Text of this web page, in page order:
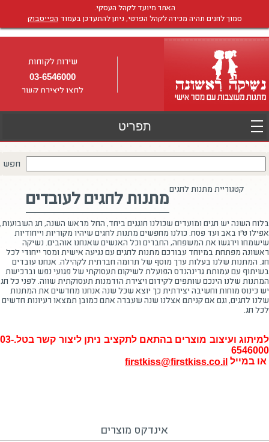
האתר מיועד לקהל העסקי.
סמוך לחגים תהיה מכירה לקהל הפרטי, ניתן להתעדכן בעמוד הפייסבוק
שירות לקוחות
03-6546000
לחצו ליצירת קשר
חפש
קטגוריית מתנות לחגיםמתנות לחגים לעובדים
בלוח השנה יש חגים ומועדים שכולנו חוגגים ביחד, החל מראש השנה, חג השבועות,
אפילו ט"ו באב ועד פסח. כולנו מחפשים מתנות לחגים שיהיו מקוריות וייחודיות
שישמחו וירגשו את המשפחה, החברים וכל האנשים שאנחנו אוהבים. נשיקה
ראשונה מפתחת במיוחד עבורכם מתנות לחגים עם נגיעה אישית ומסר ייחודי לכל
חג. המתנות שלנו בעלות ערך מוסף של תרומה חברתית לקהילה. אנחנו עובדים
בשיתוף עם עמותת גרינהנדס הפועלת לשיקום תעסוקתי של פגועי נפש וברכישת
המתנות שלנו הינכם שותפים לקידום ויצירת הזדמנות תעסוקתית שווה. לפני כל חג
יש כינוס מוחות וחשיבה יצירתית כך יוצא שכל שנה אנחנו מחדשים את המתנות
שלנו לחגים, וגם אם קניתם אצלנו שנה שעברה אתם כמובן תמצאו רעיונות חדשים
לכל חג.
למיתוג ועיצוב מוצרים בהתאם לתקציב ניתן ליצור קשר בטל.03-
6546000
או במייל firstkiss@firstkiss.co.il
אינדקס מוצרים